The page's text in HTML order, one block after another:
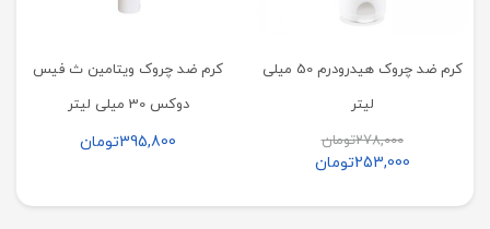
کرم ضد چروک هیدرودرم 50 میلی
لیتر
278,000تومان
253,000تومان
کرم ضد چروک ویتامین ث فیس
دوکس 30 میلی لیتر
395,800تومان